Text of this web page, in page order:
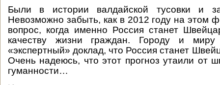
Были в истории валдайской тусовки и
Невозможно забыть, как в 2012 году на этом
вопрос, когда именно Россия станет
качеству жизни граждан. Городу и
«экспертный» доклад, что Россия станет
Очень надеюсь, что этот прогноз утаили от
гуманности…